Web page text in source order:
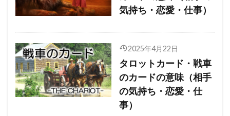
気持ち・恋愛・仕事）
2025年4月22日
タロットカード・戦車
のカードの意味（相手
の気持ち・恋愛・仕
事）